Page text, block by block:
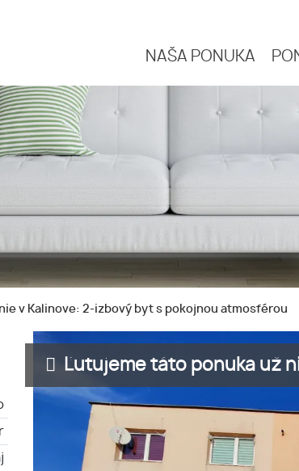
NAŠA PONUKA
v Kalinove: 2-izbový byt s pokojnou atmosférou
Ľutujeme táto ponuka už